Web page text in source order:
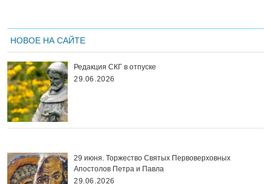
НОВОЕ НА САЙТЕ
Редакция СКГ в отпуске
29.06.2026
29 июня. Торжество Святых Первоверховных
Апостолов Петра и Павла
29.06.2026